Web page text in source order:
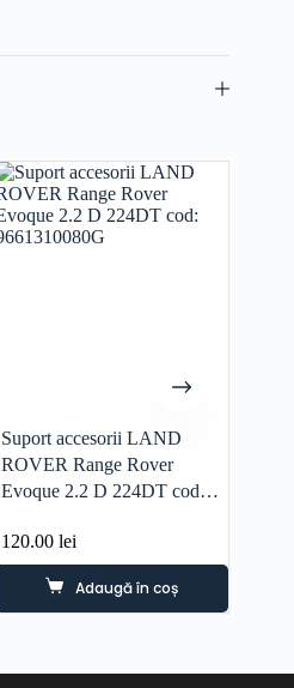
Suport accesorii LAND
ROVER Range Rover
Evoque 2.2 D 224DT cod:
120.00lei
Adaugă în coș